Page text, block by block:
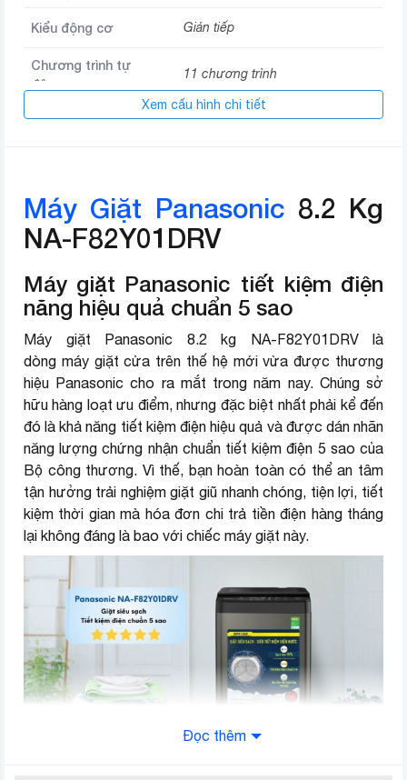
Kiểu động cơ Gián tiếp
Chương trình tự
động
11 chương trình
Chất liệu lồng giặt Thép không gỉ
Xuất xứ Việt Nam
Năm sản xuất 2023
Thương hiệu (lọc) Panasonic
Xem cấu hình chi tiết
Máy Giặt Panasonic 8.2 Kg
NA-F82Y01DRV
Máy giặt Panasonic tiết kiệm điện
năng hiệu quả chuẩn 5 sao
Máy giặt Panasonic 8.2 kg NA-F82Y01DRV là
dòng máy giặt cửa trên thế hệ mới vừa được thương
hiệu Panasonic cho ra mắt trong năm nay. Chúng sở
hữu hàng loạt ưu điểm, nhưng đặc biệt nhất phải kể đến
đó là khả năng tiết kiệm điện hiệu quả và được dán nhãn
năng lượng chứng nhận chuẩn tiết kiệm điện 5 sao của
Bộ công thương. Vì thế, bạn hoàn toàn có thể an tâm
tận hưởng trải nghiệm giặt giũ nhanh chóng, tiện lợi, tiết
kiệm thời gian mà hóa đơn chi trả tiền điện hàng tháng
lại không đáng là bao với chiếc máy giặt này.
Đọc thêm